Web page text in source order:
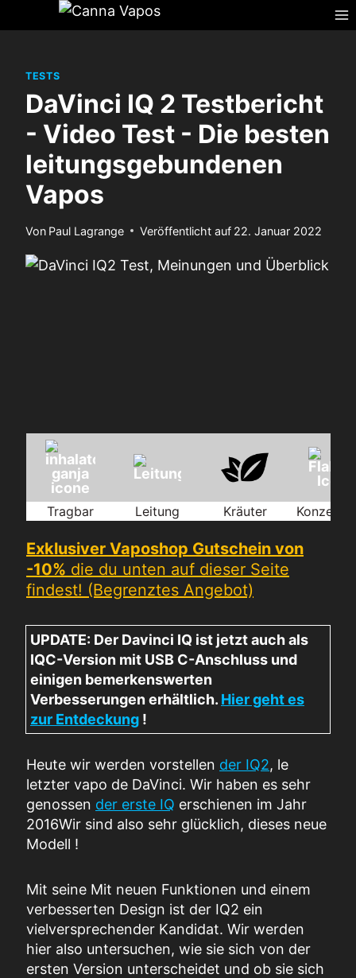
Inhalt
TESTS
DaVinci IQ 2 Testbericht
- Video Test - Die besten
leitungsgebundenen
Vapos
Von Paul Lagrange Veröffentlicht auf 22. Januar 2022
Tragbar Leitung Kräuter
Exklusiver Vaposhop Gutschein von
-10% die du unten auf dieser Seite
findest! (Begrenztes Angebot)
UPDATE: Der Davinci IQ ist jetzt auch als
IQC-Version mit USB C-Anschluss und
einigen bemerkenswerten
Verbesserungen erhältlich. Hier geht es
zur Entdeckung !
Heute wir werden vorstellen der IQ2, le
letzter vapo de DaVinci. Wir haben es sehr
genossen der erste IQ erschienen im Jahr
2016Wir sind also sehr glücklich, dieses neue
Modell !
Mit seine Mit neuen Funktionen und einem
verbesserten Design ist der IQ2 ein
vielversprechender Kandidat. Wir werden
hier also untersuchen, wie sie sich von der
ersten Version unterscheidet und ob sie sich